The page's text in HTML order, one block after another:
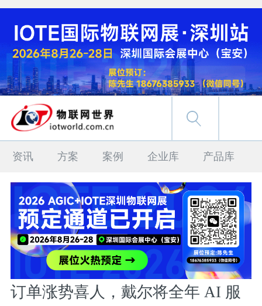
资讯 方案 案例 企业库 产品库
订单涨势喜人，戴尔将全年 AI 服